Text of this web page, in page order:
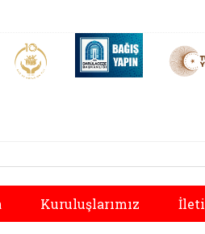
açılır)
İletişim Merkezi (yeni sekmede açılır)
Aile ve Nüfus On Yılı (yeni sekmede
Darülaceze
Kuruluşlarımız